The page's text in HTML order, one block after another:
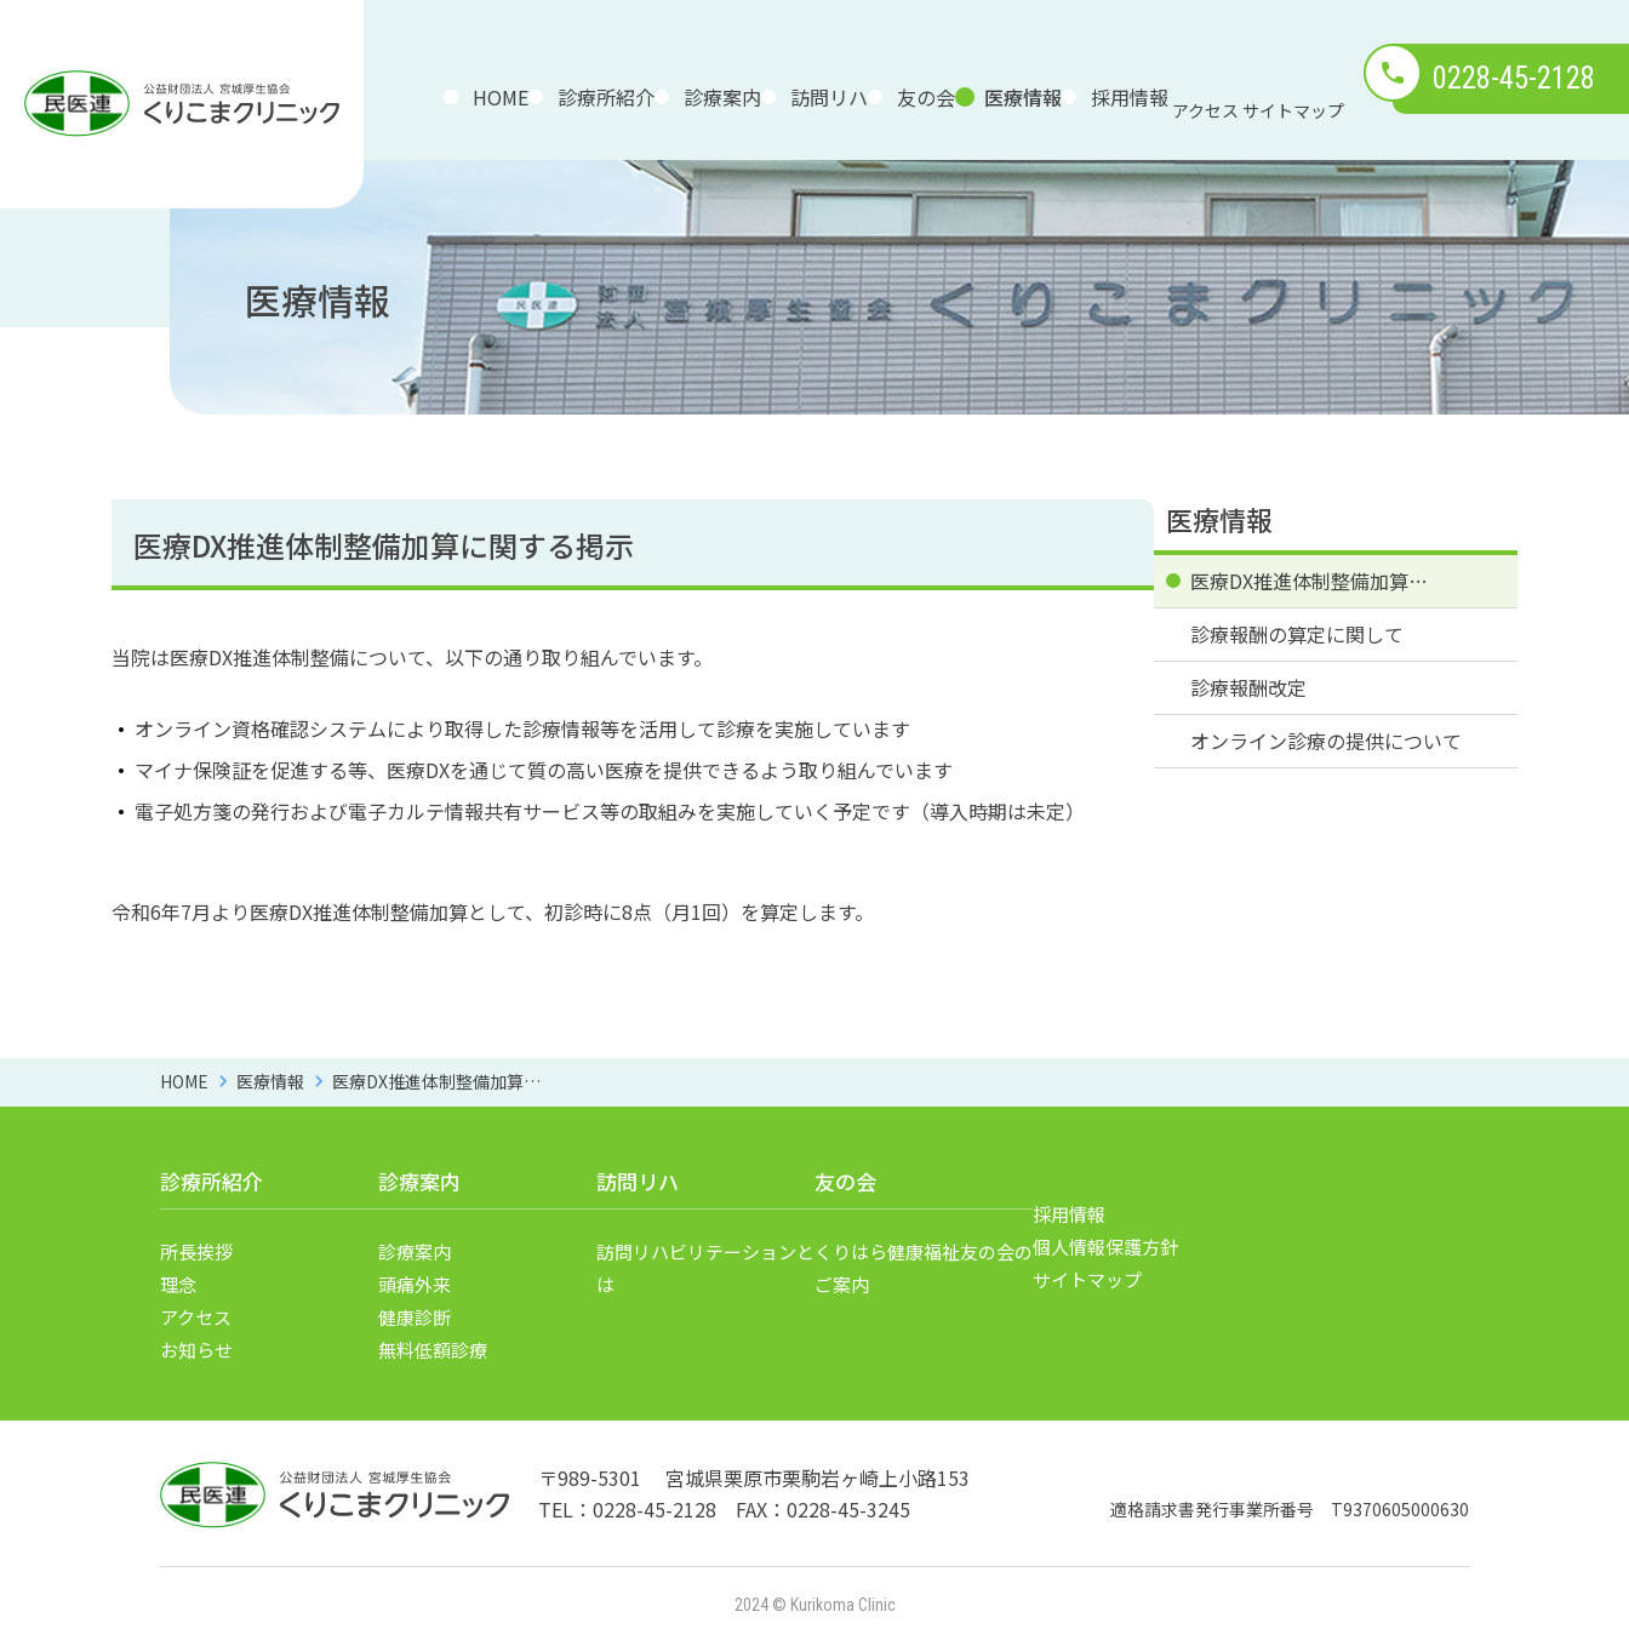
HOME 診療所紹介 診療案内 訪問リハ 友の会 医療情報 採用情報 アクセス サイトマップ
0228-45-2128
医療情報
医療DX推進体制整備加算に関する掲示
当院は医療DX推進体制整備について、以下の通り取り組んでいます。
オンライン資格確認システムにより取得した診療情報等を活用して診療を実施しています
マイナ保険証を促進する等、医療DXを通じて質の高い医療を提供できるよう取り組んでいます
電子処方箋の発行および電子カルテ情報共有サービス等の取組みを実施していく予定です（導入時期は未定）
令和6年7月より医療DX推進体制整備加算として、初診時に8点（月1回）を算定します。
医療情報
医療DX推進体制整備加算…
診療報酬の算定に関して
診療報酬改定
オンライン診療の提供について
HOME 医療情報 医療DX推進体制整備加算…
診療所紹介
所長挨拶
理念
アクセス
お知らせ
診療案内
診療案内
頭痛外来
健康診断
無料低額診療
訪問リハ
訪問リハビリテーションと
は
友の会
くりはら健康福祉友の会の
ご案内
採用情報
個人情報保護方針
サイトマップ
〒989-5301 宮城県栗原市栗駒岩ヶ崎上小路153
TEL：0228-45-2128 FAX：0228-45-3245
適格請求書発行事業所番号 T9370605000630
2024 © Kurikoma Clinic